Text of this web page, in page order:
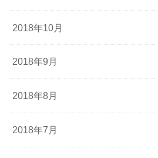
2018年10月
2018年9月
2018年8月
2018年7月